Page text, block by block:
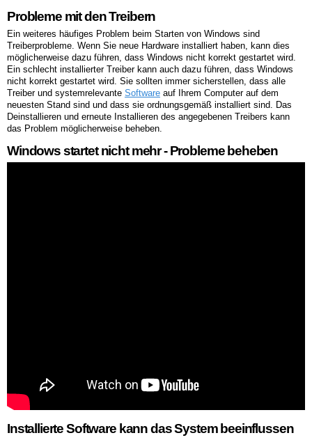
Probleme mit den Treibern
Ein weiteres häufiges Problem beim Starten von Windows sind
Treiberprobleme. Wenn Sie neue Hardware installiert haben, kann dies
möglicherweise dazu führen, dass Windows nicht korrekt gestartet wird.
Ein schlecht installierter Treiber kann auch dazu führen, dass Windows
nicht korrekt gestartet wird. Sie sollten immer sicherstellen, dass alle
Treiber und systemrelevante Software auf Ihrem Computer auf dem
neuesten Stand sind und dass sie ordnungsgemäß installiert sind. Das
Deinstallieren und erneute Installieren des angegebenen Treibers kann
das Problem möglicherweise beheben.
Windows startet nicht mehr - Probleme beheben
Installierte Software kann das System beeinflussen